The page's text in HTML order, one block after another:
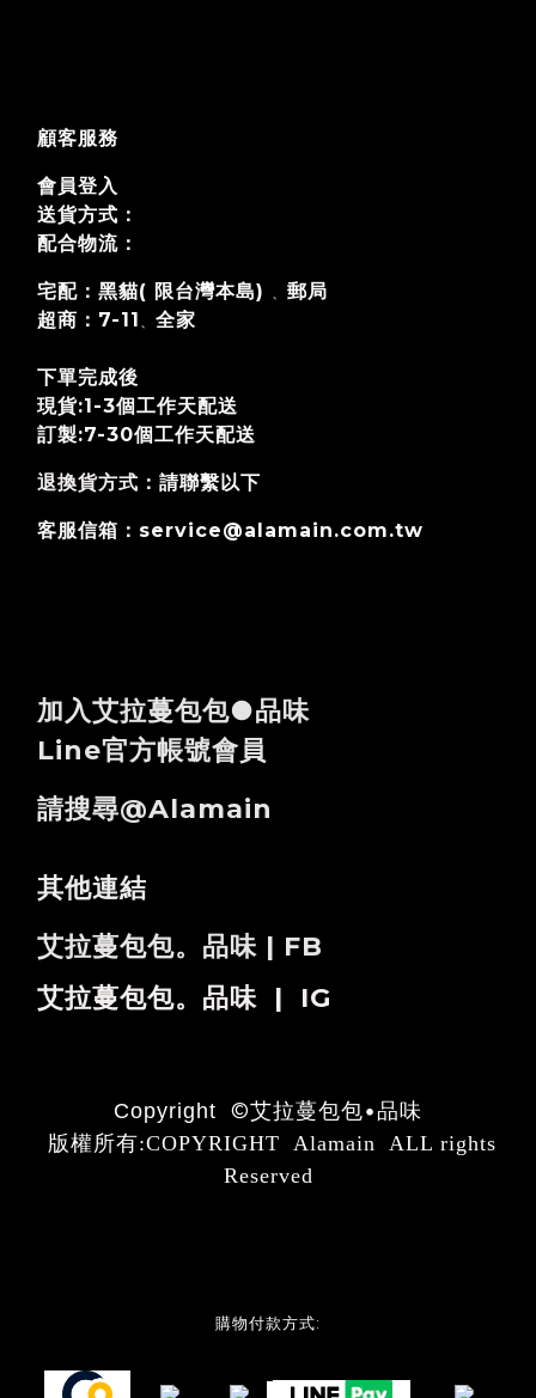
顧客服務
會員登入
送貨方式：
配合物流：
宅配：黑貓( 限台灣本島) 、 郵局
超商：7-11 、 全家
下單完成後
現貨:1-3個工作天配送
訂製:7-30個工作天配送
退換貨方式 ：請聯繫以下
客服信箱：service@alamain.com.tw
加入艾拉蔓包包●品味
Line官方帳號會員
請搜尋@alamain
其他連結
艾拉蔓包包。品味 | FB
艾拉蔓包包。品味 | IG
Copyright ©艾拉蔓包包•品味
版權所有:COPYRIGHT Alamain ALL rights
Reserved
購物付款方式: